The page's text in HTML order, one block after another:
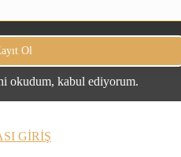
okudum, kabul ediyorum.
GİRİŞ